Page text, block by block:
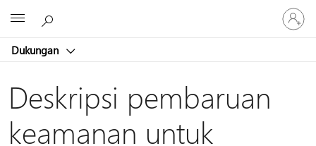
Dukungan
Masuk
ke
akun
Deskripsi pembaruan
keamanan untuk